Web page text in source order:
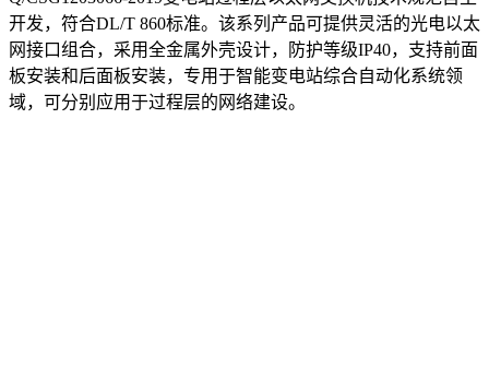
开发，符合DL/T 860标准。该系列产品可提供灵活的光电以太
网接口组合，采用全金属外壳设计，防护等级IP40，支持前面
板安装和后面板安装，专用于智能变电站综合自动化系统领
域，可分别应用于过程层的网络建设。